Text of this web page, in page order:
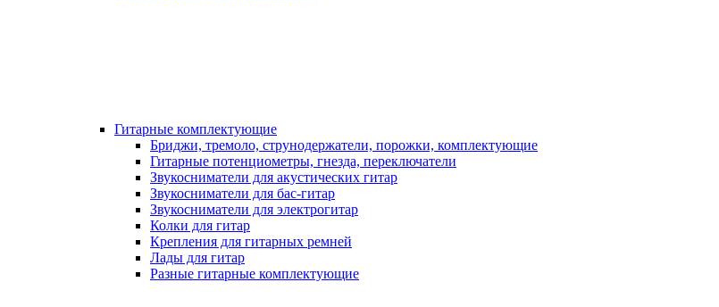
Гитарные комплектующие
Бриджи, тремоло, струнодержатели, порожки, комплектующие
Гитарные потенциометры, гнезда, переключатели
Звукосниматели для акустических гитар
Звукосниматели для бас-гитар
Звукосниматели для электрогитар
Колки для гитар
Крепления для гитарных ремней
Лады для гитар
Разные гитарные комплектующие